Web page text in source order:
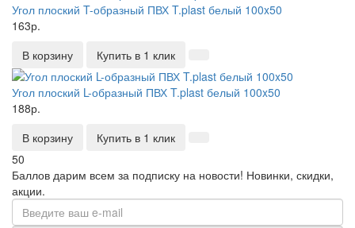
Угол плоский T-образный ПВХ T.plast белый 100x50
163р.
В корзину
Купить в 1 клик
Угол плоский L-образный ПВХ T.plast белый 100x50
188р.
В корзину
Купить в 1 клик
50
Баллов дарим всем за подписку на новости! Новинки, скидки,
акции.